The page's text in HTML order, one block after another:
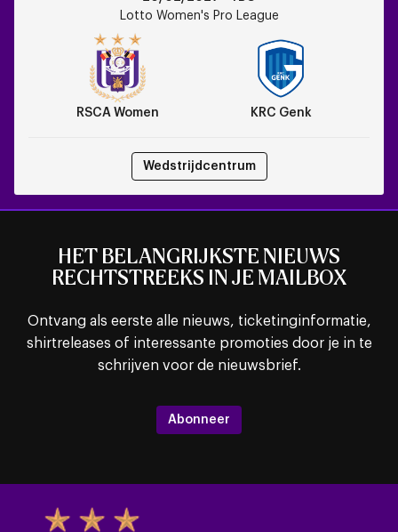
Lotto Women's Pro League
RSCA Women KRC Genk
Wedstrijdcentrum
HET BELANGRIJKSTE NIEUWS
RECHTSTREEKS IN JE MAILBOX
Ontvang als eerste alle nieuws, ticketinginformatie,
shirtreleases of interessante promoties door je in te
schrijven voor de nieuwsbrief.
Abonneer